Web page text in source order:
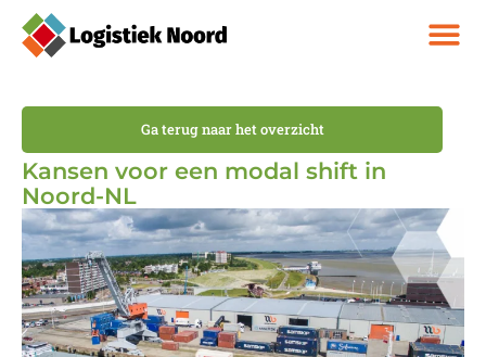
Ga terug naar het overzicht
Kansen voor een modal shift in
Noord-NL